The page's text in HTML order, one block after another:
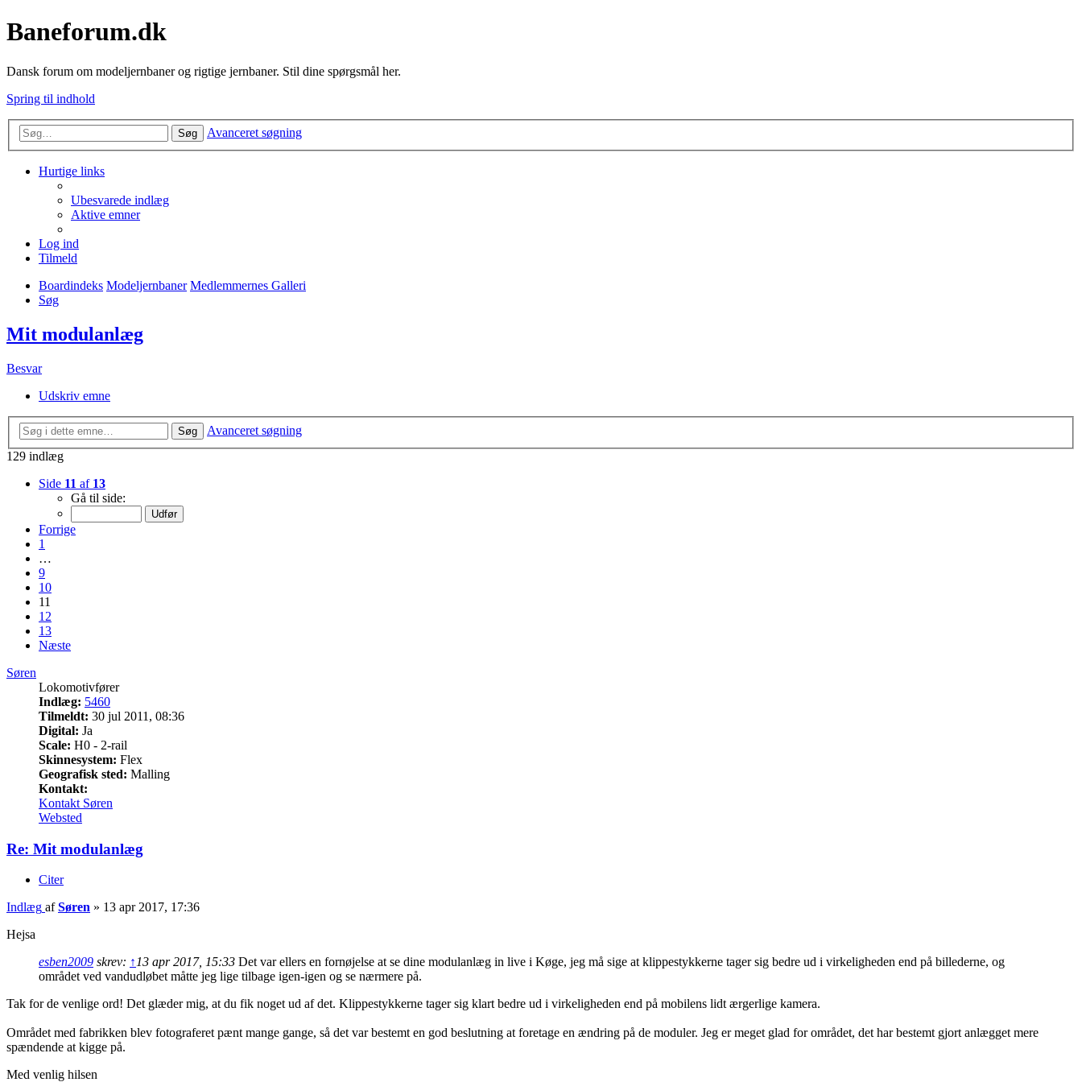
Baneforum.dk
Dansk forum om modeljernbaner og rigtige jernbaner. Stil dine spørgsmål her.
Spring til indhold
Søg Avanceret søgning
Hurtige links
Ubesvarede indlæg
Aktive emner
Log ind
Tilmeld
Boardindeks Modeljernbaner Medlemmernes Galleri
Søg
Mit modulanlæg
Besvar
Udskriv emne
Søg
Avanceret søgning
129 indlæg
Side 11 af 13
Gå til side:
Forrige
1
…
9
10
11
12
13
Næste
Søren
Lokomotivfører
Indlæg: 5460
Tilmeldt: 30 jul 2011, 08:36
Digital: Ja
Scale: H0 - 2-rail
Skinnesystem: Flex
Geografisk sted: Malling
Kontakt:
Kontakt Søren
Websted
Re: Mit modulanlæg
Citer
Indlæg afSøren » 13 apr 2017, 17:36
Hejsa
esben2009 skrev: ↑ 13 apr 2017, 15:33 Det var ellers en fornøjelse at se dine modulanlæg in live i Køge, jeg må sige at klippestykkerne tager sig bedre ud i virkeligheden end på billederne, og
området ved vandudløbet måtte jeg lige tilbage igen-igen og se nærmere på.
Tak for de venlige ord! Det glæder mig, at du fik noget ud af det. Klippestykkerne tager sig klart bedre ud i virkeligheden end på mobilens lidt ærgerlige kamera.
Området med fabrikken blev fotograferet pænt mange gange, så det var bestemt en god beslutning at foretage en ændring på de moduler. Jeg er meget glad for området, det har bestemt gjort anlægget mere
spændende at kigge på.
Med venlig hilsen